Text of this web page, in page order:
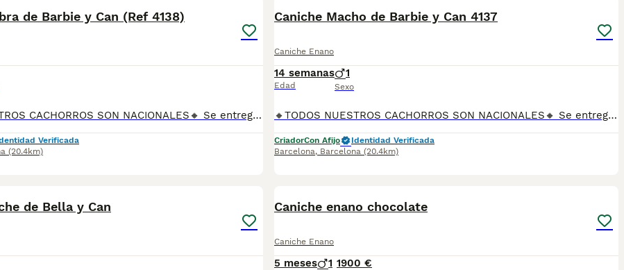
de Barbie y Can (Ref 4138)
🔸TODOS NUESTROS CACHORROS SON NACIONALES🔸 Se entregan con sus vacunas, desparasitaciones internas y externas, microchip y su registro, cartilla sanitaria, contrato de garantías, toda su documentación legal y factura. ✅ Somos un criadero familiar autorizado y certificado por la Generalitat de Catalunya bajo el número de Núcleo Zoológico G25/00314. 💙 Con más de 30 años promoviendo la cría responsable. PARA MÁS INFORMACIÓN: ☎️ TIENDA 933095977 📱 CRIADERO 685878504 📱 WHATSAPP 674320847 🐶 Puedes conocer a los cachorros en persona (cita previa) 💻 Fotos y vídeos www.aquanatura.es 🚙 Hacemos envíos 💰 Financiamos 📌 Calle Roger de Flor 45, muy cerca del Arc de Triomf de Barcelona, de Lunes a Sábados.
Verificada
(20.4km)
Caniche Macho de Barbie y Can 4137
Caniche Enano
14 semanas
Edad
1
Sexo
🔸TODOS NUESTROS CACHORROS SON NACIONALES🔸 Se entregan con sus vacunas, desparasitaciones internas y externas, microchip y su registro, cartilla sanitaria, contrato de garantías, toda su documentación legal y factura. ✅ Somos un criadero familiar autorizado y certificado por la Generalitat de Catalunya bajo el número de Núcleo Zoológico G25/00314. 💙 Con más de 30 años promoviendo la cría responsable. PARA MÁS INFORMACIÓN: ☎️ TIENDA 933095977 📱 CRIADERO 685878504 📱 WHATSAPP 674320847 🐶 Puedes conocer a los cachorros en persona (cita previa) 💻 Fotos y vídeos www.aquanatura.es 🚙 Hacemos envíos 💰 Financiamos 📌 Calle Roger de Flor 45, muy cerca del Arc de Triomf de Barcelona, de Lunes a Sábados.
CriadorCon Afijo
Identidad Verificada
Barcelona, Barcelona (20.4km)
de Bella y Can Caniche enano chocolate
Caniche Enano
5 meses 1 1900 €